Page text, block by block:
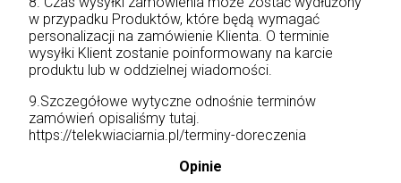
w przypadku Produktów, które będą wymagać
personalizacji na zamówienie Klienta. O terminie
wysyłki Klient zostanie poinformowany na karcie
produktu lub w oddzielnej wiadomości.
9.Szczegółowe wytyczne odnośnie terminów
zamówień opisaliśmy tutaj.
https://telekwiaciarnia.pl/terminy-doreczenia
Opinie